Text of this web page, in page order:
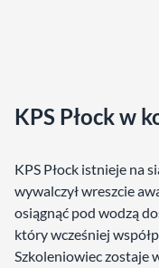
KPS Płock w
KPS Płock istnieje na
wywalczył wreszcie
osiągnąć pod wodzą
który wcześniej
Szkoleniowiec zostaje